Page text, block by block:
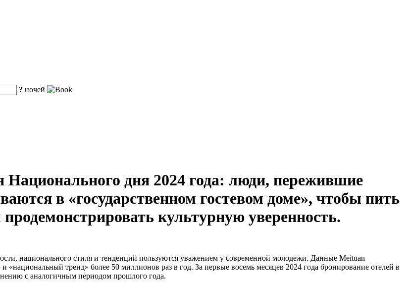
? ночей
Национального дня 2024 года: люди, пережившие
в «государственном гостевом доме», чтобы пить
культурную уверенность.
национального стиля и тенденций пользуются уважением у современной молодежи. Данные Meituan
тренд» более 50 миллионов раз в год. За первые восемь месяцев 2024 года бронирование отелей в
с аналогичным периодом прошлого года.